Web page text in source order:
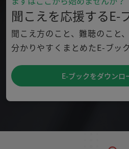
聞こえを応援するE-
聞こえ方のこと、難聴のこと
分かりやすくまとめたE-ブッ
E-ブックをダウンロ